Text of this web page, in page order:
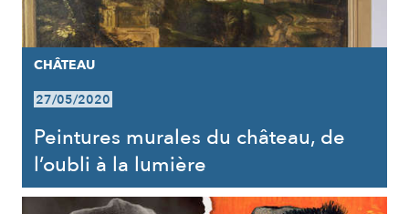
CHÂTEAU
27/05/2020
Peintures murales du château, de
l’oubli à la lumière